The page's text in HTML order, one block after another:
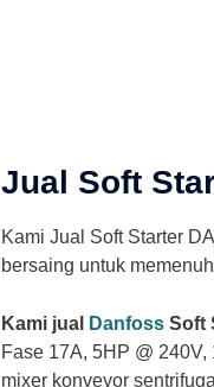
Jual Soft
Kami Jual Soft Starter
bersaing untuk
Kami jual DanfossSoft
Fase 17A, 5HP @
mixer konveyor